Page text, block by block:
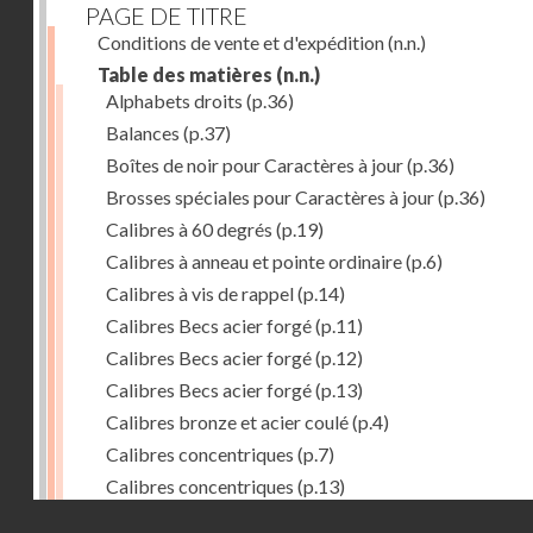
PAGE DE TITRE
Conditions de vente et d'expédition(n.n.)
Table des matières (n.n.)
Alphabets droits (p.36)
Balances (p.37)
Boîtes de noir pour Caractères à jour(p.36)
Brosses spéciales pour Caractères à jour(p.36)
Calibres à 60 degrés (p.19)
Calibres à anneau et pointe ordinaire(p.6)
Calibres à vis de rappel(p.14)
Calibres Becs acier forgé(p.11)
Calibres Becs acier forgé(p.12)
Calibres Becs acier forgé(p.13)
Calibres bronze et acier coulé(p.4)
Calibres concentriques (p.7)
Calibres concentriques (p.13)